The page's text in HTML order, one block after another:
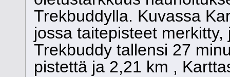
Trekbuddylla. Kuvassa
jossa taitepisteet
Trekbuddy tallensi 27
pistettä ja 2,21 km ,